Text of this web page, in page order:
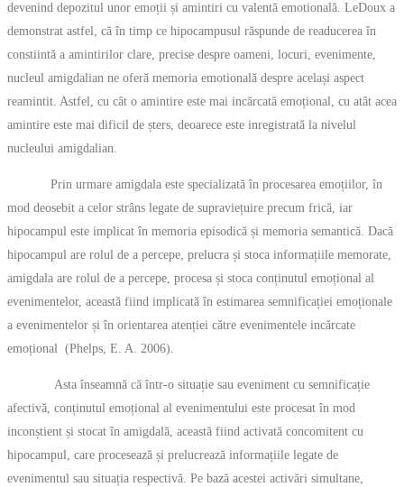
devenind depozitul unor emoții și amintiri cu valentă emotională. LeDoux a
demonstrat astfel, că în timp ce hipocampusul răspunde de readucerea în
constiintă a amintirilor clare, precise despre oameni, locuri, evenimente,
nucleul amigdalian ne oferă memoria emotională despre același aspect
reamintit. Astfel, cu cât o amintire este mai incărcată emoțional, cu atât acea
amintire este mai dificil de șters, deoarece este inregistrată la nivelul
nucleului amigdalian.
Prin urmare amigdala este specializată în procesarea emoțiilor, în
mod deosebit a celor strâns legate de supraviețuire precum frică, iar
hipocampul este implicat în memoria episodică și memoria semantică. Dacă
hipocampul are rolul de a percepe, prelucra și stoca informațiile memorate,
amigdala are rolul de a percepe, procesa și stoca conținutul emoțional al
evenimentelor, această fiind implicată în estimarea semnificației emoționale
a evenimentelor și în orientarea atenției către evenimentele incărcate
emoțional (Phelps, E. A. 2006).
Asta înseamnă că într-o situație sau eveniment cu semnificație
afectivă, conținutul emoțional al evenimentului este procesat în mod
inconștient și stocat în amigdală, această fiind activată concomitent cu
hipocampul, care procesează și prelucrează informațiile legate de
evenimentul sau situația respectivă. Pe bază acestei activări simultane,